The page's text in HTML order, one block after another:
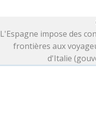
L'Espagne impose des
frontières aux
d'Italie